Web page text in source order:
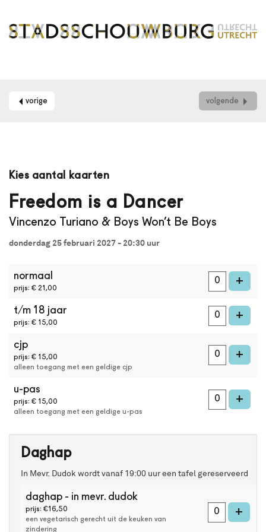
vorige volgende
je
van
een
schermlezer?
kun
kaarten
bestellen
met
Best
Available
Seat.
Het
systeem
automatisch
de
beste
in
zaal
andere
Kies aantal kaarten
Freedom is a Dancer
Vincenzo Turiano & Boys Won’t Be Boys
donderdag 25 februari 2027 - 20:30 uur
normaal
prijs: € 21,00
+
t/m 18 jaar
prijs: € 15,00
+
cjp
prijs: € 15,00
alleen toegang met een geldige cjp
+
u-pas
prijs: € 15,00
alleen toegang met een geldige u-pas
+
Daghap
In Mevr. Dudok wordt vanaf 19:00 uur een tafel gereserveerd
daghap - in mevr. dudok
prijs: €16,50
een vegetarisch gerecht uit de keuken van
zindering
+